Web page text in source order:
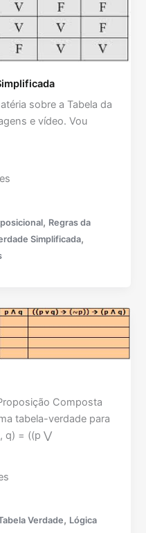
sobre a Tabela da
e vídeo. Vou
, Regras da
Simplificada,
Composta
tabela-verdade para
q) = ((p ⋁
Verdade, Lógica